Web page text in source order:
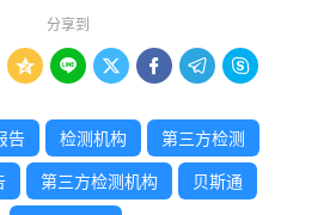
分享到
     
告 检测机构 第三方检测
第三方检测机构 贝斯通